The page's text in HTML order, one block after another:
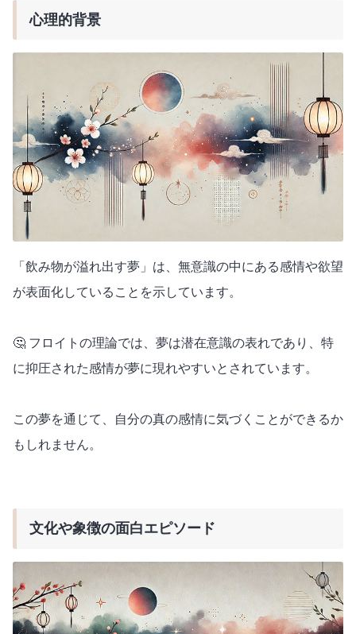
心理的背景
「飲み物が溢れ出す夢」は、無意識の中にある感情や欲望
が表面化していることを示しています。
🤔 フロイトの理論では、夢は潜在意識の表れであり、特
に抑圧された感情が夢に現れやすいとされています。
この夢を通じて、自分の真の感情に気づくことができるか
もしれません。
文化や象徴の面白エピソード